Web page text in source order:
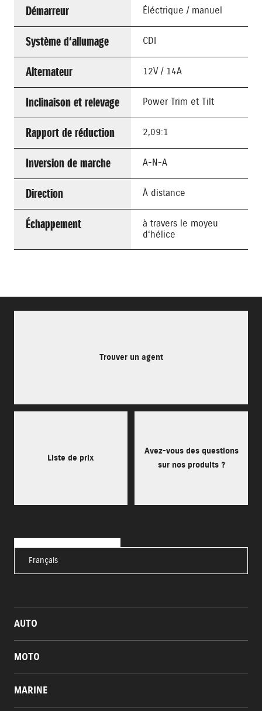
Démarreur Éléctrique / manuel
Système d‘allumage CDI
Alternateur 12V / 14A
Inclinaison et relevage Power Trim et Tilt
Rapport de réduction 2,09:1
Inversion de marche A-N-A
Direction À distance
Échappement
à travers le moyeu
d‘hélice
Trouver un agent
Liste de prix
Avez-vous des questions
sur nos produits ?
Français
AUTO
MOTO
MARINE